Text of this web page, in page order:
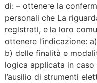
di: – ottenere la
personali che La
registrati, e la loro
ottenere l’indicazione:
b) delle finalità e
logica applicata in
l’ausilio di strumenti